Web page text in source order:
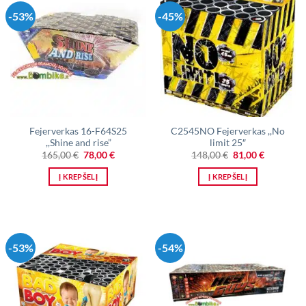
-53%
Fejerverkas 16-F64S25
,,Shine and rise”
165,00€ Original
price
was:
165,00 €.
78,00€Current
Į KREPŠELĮ
-45%
C2545NO Fejerverkas ,,No
limit 25″
148,00€ Original
price
was:
148,00 €.
81,00€Current
Į KREPŠELĮ
-53% -54%